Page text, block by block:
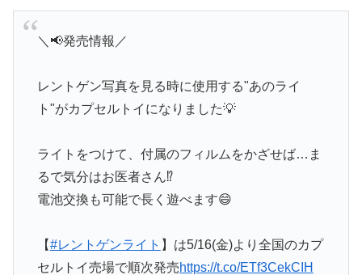
＼📢発売情報／
レントゲン写真を見る時に使用する"あのライ
ト"がカプセルトイになりました💡
ライトをつけて、付属のフィルムをかざせば…ま
るで気分はお医者さん⁉
電池交換も可能で長く遊べます😄
【#レントゲンライト 】は5/16(金)より全国のカプ
セルトイ売場で順次発売https://t.co/ETf3CekCIH